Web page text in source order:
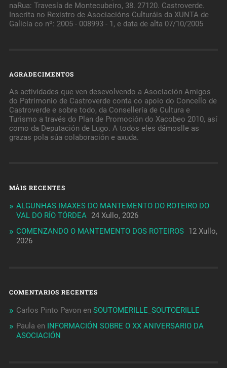
naRua: Travesía de Montecubeiro, 38. 27120. Castroverde.
Inscrita no Rexistro de Asociacións Culturáis da XUNTA de
Galicia co nº: 2005 - 008993 - 1, e data de alta 07/10/2005
AGRADECIMENTOS
As actividades que ven desevolvendo a Asociación Amigos
do Patrimonio de Castroverde conta co apoio do Concello de
Castroverde e sobre todo, da Consellería de Cultura e
Turismo a través do Plan de Promoción do Xacobeo 2010, así
como da Deputación de Lugo. A todos eles dámoslle as
grazas pola súa colaboración e axuda.
MÁIS RECENTES
ALGUNHAS IMAXES DO MANTEMENTO DO ROTEIRO DO
VAL DO RÍO TÓRDEA 24 Xullo, 2026
COMENZANDO O MANTEMENTO DOS ROTEIROS 12 Xullo,
2026
COMENTARIOS RECENTES
Carlos Pinto Pavon en SOUTOMERILLE_SOUTOERILLE
Paula en
INFORMACIÓN SOBRE O XX ANIVERSARIO DA
ASOCIACIÓN